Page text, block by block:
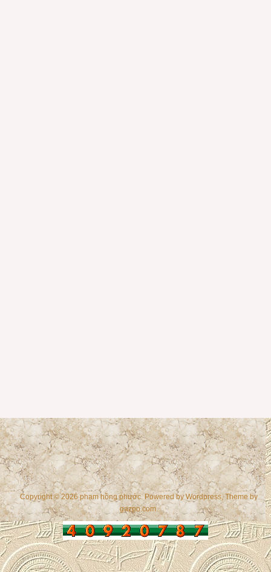
Copyright © 2026 phạm hồng phước. Powered byWordpress, Theme by
gazpo.com.